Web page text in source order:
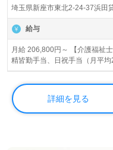
埼玉県新座市東北2-24-37浜田
給与
月給 206,800円～ 【介護福祉
精皆勤手当、日祝手当（月平
を含みます。 ■精皆勤手当
2,000円/回 ◎残業時は別途時
詳細を見る